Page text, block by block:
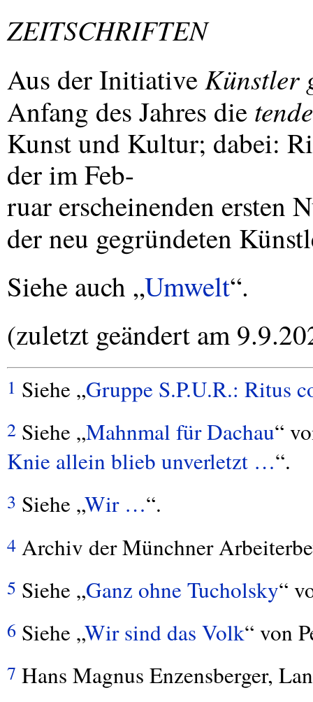
ZEITSCHRIFTEN
Aus der InitiativeKünstler
Anfang des Jahres die
Kunst und Kultur; dabei:
der im Feb-
ruar erscheinenden ersten
der neu gegründeten
Siehe auch „Umwelt“.
(zuletzt geändert am
1 Siehe „Gruppe S.P.U.R.: Ritus
2 Siehe „Mahnmal für Dachau“
Knie allein blieb unverletzt …“.
3 Siehe „Wir …“.
4 Archiv der Münchner
5 Siehe „Ganz ohne Tucholsky“
6 Siehe „Wir sind das Volk“ von
7 Hans Magnus Enzensberger,